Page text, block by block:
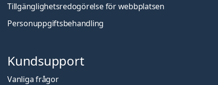
Tillgänglighetsredogörelse för webbplatsen
Personuppgiftsbehandling
Kundsupport
Vanliga frågor